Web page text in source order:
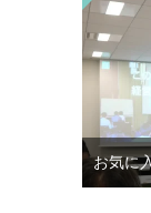
お気に